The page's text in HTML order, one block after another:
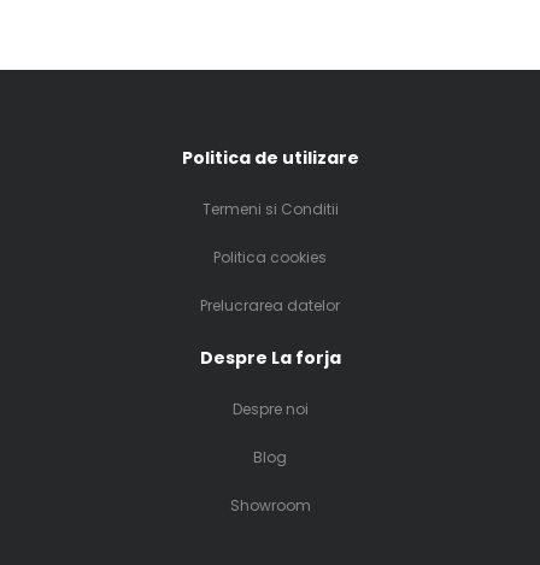
Politica de utilizare
Termeni si Conditii
Politica cookies
Prelucrarea datelor
Despre La forja
Despre noi
Blog
Showroom